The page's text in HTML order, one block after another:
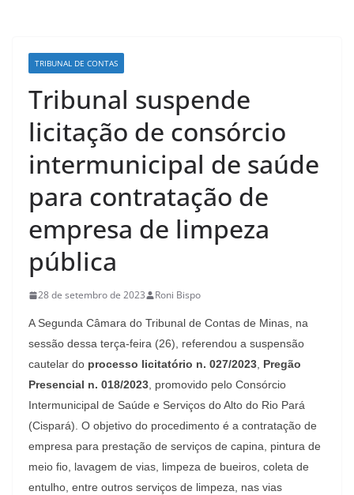
TRIBUNAL DE CONTAS
Tribunal suspende
licitação de consórcio
intermunicipal de saúde
para contratação de
empresa de limpeza
pública
28 de setembro de 2023 Roni Bispo
A Segunda Câmara do Tribunal de Contas de Minas, na
sessão dessa terça-feira (26), referendou a suspensão
cautelar do processo licitatório n. 027/2023 Pregão
Presencial n. 018/2023 , promovido pelo Consórcio
Intermunicipal de Saúde e Serviços do Alto do Rio Pará
(Cispará). O objetivo do procedimento é a contratação de
empresa para prestação de serviços de capina, pintura de
meio fio, lavagem de vias, limpeza de bueiros, coleta de
entulho, entre outros serviços de limpeza, nas vias